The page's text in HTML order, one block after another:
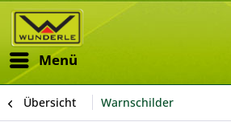
Menü
Übersicht Warnschilder